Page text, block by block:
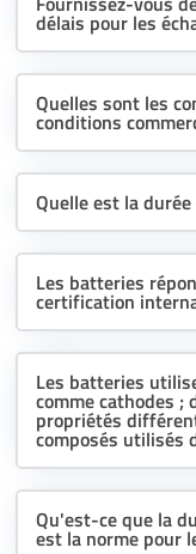
délais pour les
Quelles sont les
conditions
Quelle est la
Les batteries
certification
Les batteries
comme cathodes
propriétés
composés utilisés
Qu'est-ce que la
est la norme pour